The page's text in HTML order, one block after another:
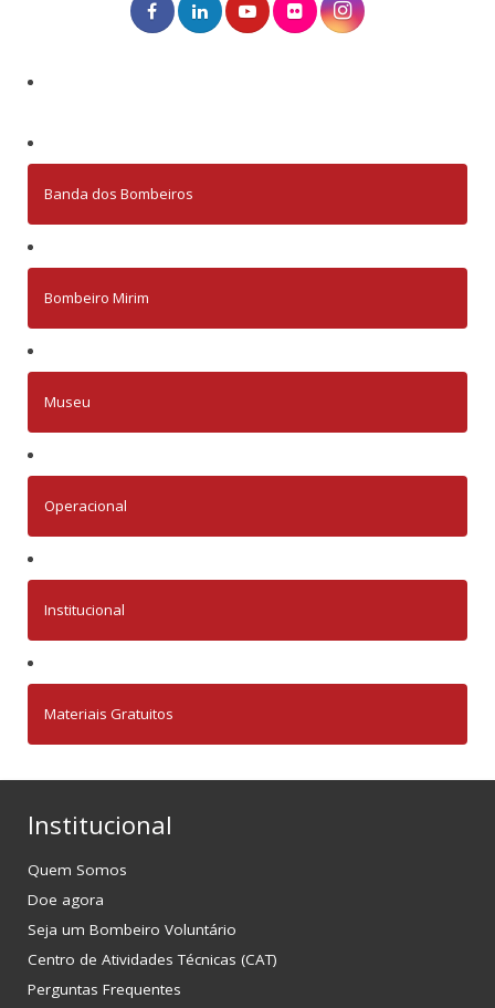
Banda dos Bombeiros
Bombeiro Mirim
Museu
Operacional
Institucional
Materiais Gratuitos
Institucional
Quem Somos
Doe agora
Seja um Bombeiro Voluntário
Centro de Atividades Técnicas (CAT)
Perguntas Frequentes